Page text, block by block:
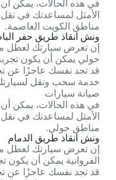
الأمثل لمساعدتك في
مناطق الكويت العاصمة.
ونش انقاذ طريق حفر
إن تعرض سيارتك لعطل
حولي يمكن أن يكون
قد تجد نفسك عاجزًا عن
خدمة سحب ونقل
صيانة سيارات
الأمثل لمساعدتك في
مناطق حولي.
ونش انقاذ طريق الدمام
إن تعرض سيارتك لعطل
الفروانية يمكن أن يكون
قد تجد نفسك عاجزًا عن